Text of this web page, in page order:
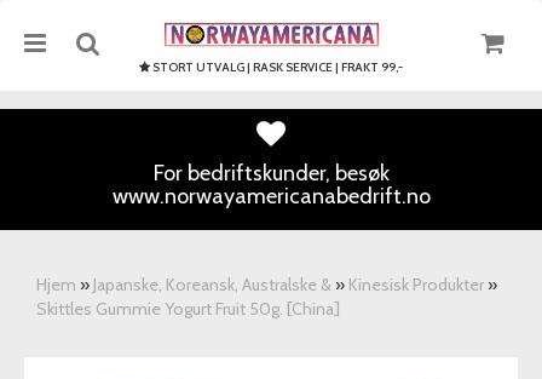
STORT UTVALG | RASK SERVICE | FRAKT 99,-
For bedriftskunder, besøk
www.norwayamericanabedrift.no
Hjem » Japanske, Koreansk, Australske & » Kinesisk Produkter »
Skittles Gummie Yogurt Fruit 50g. [China]